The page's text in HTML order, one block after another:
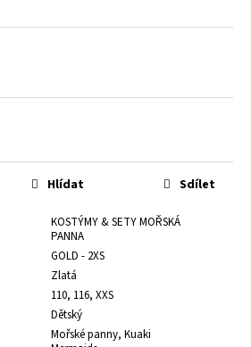
KOSTÝMY & SETY MOŘSKÁ
PANNA
GOLD - 2XS
Zlatá
110, 116, XXS
Dětský
Mořské panny, Kuaki
Hlídat Sdílet